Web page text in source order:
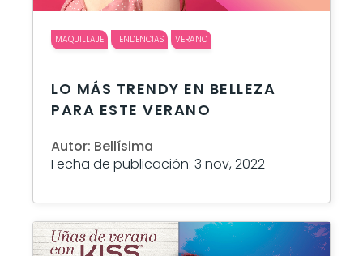
MAQUILLAJE TENDENCIAS VERANO
LO MÁS TRENDY EN BELLEZA
PARA ESTE VERANO
Autor: Bellísima
Fecha de publicación: 3 nov, 2022